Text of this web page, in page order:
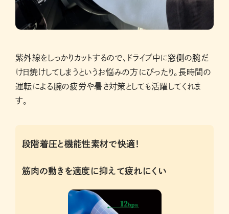
紫外線をしっかりカットするので、ドライブ中に窓側の腕だ
け日焼けしてしまうというお悩みの方にぴったり。長時間の
運転による腕の疲労や暑さ対策としても活躍してくれま
す。
段階着圧と機能性素材で快適！
筋肉の動きを適度に抑えて疲れにくい